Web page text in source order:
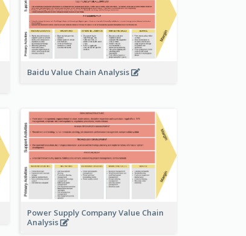
Baidu Value Chain Analysis
Power Supply Company Value Chain
Analysis